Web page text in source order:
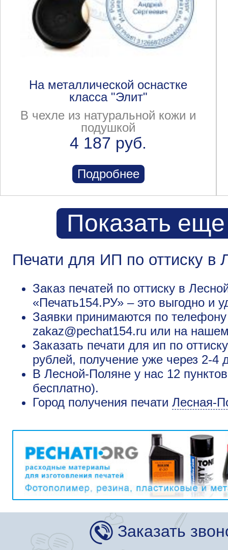
На металлической оснастке
класса "Элит"
В чехле из натуральной кожи и
подушкой
4 187 руб.
Подробнее
Показать
Печати для ИП по оттиску в
Заказ печатей по оттиску в
«Печать154.РУ» – это выгодно и
Заявки принимаются по
zakaz@pechat154.ru или на
Заказать печати для ип по
рублей, получение уже через 2-4
В Лесной-Поляне у нас 12
бесплатно).
Город получения печати Лесная-
Заказать